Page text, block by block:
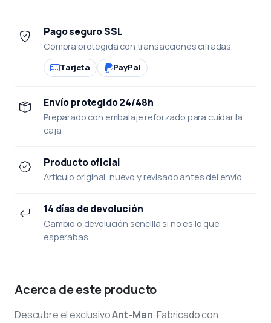
Pago seguro SSL
Compra protegida con transacciones cifradas.
Tarjeta PayPal
Envío protegido 24/48h
Preparado con embalaje reforzado para cuidar la
caja.
Producto oficial
Artículo original, nuevo y revisado antes del envío.
14 días de devolución
Cambio o devolución sencilla si no es lo que
esperabas.
Acerca de este producto
Descubre el exclusivoAnt-Man. Fabricado con